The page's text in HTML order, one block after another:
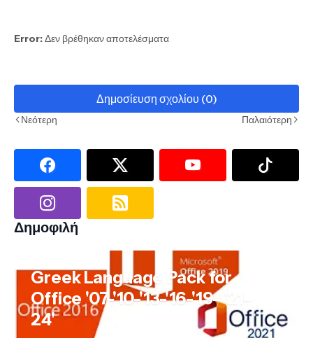
Error:Δεν βρέθηκαν αποτελέσματα
Δημοσίευση σχολίου (0)
Νεότερη Παλαιότερη
Δημοφιλή
Greek Language Pack for
Office '07-'10-'13-'16-'19- '21-
24'